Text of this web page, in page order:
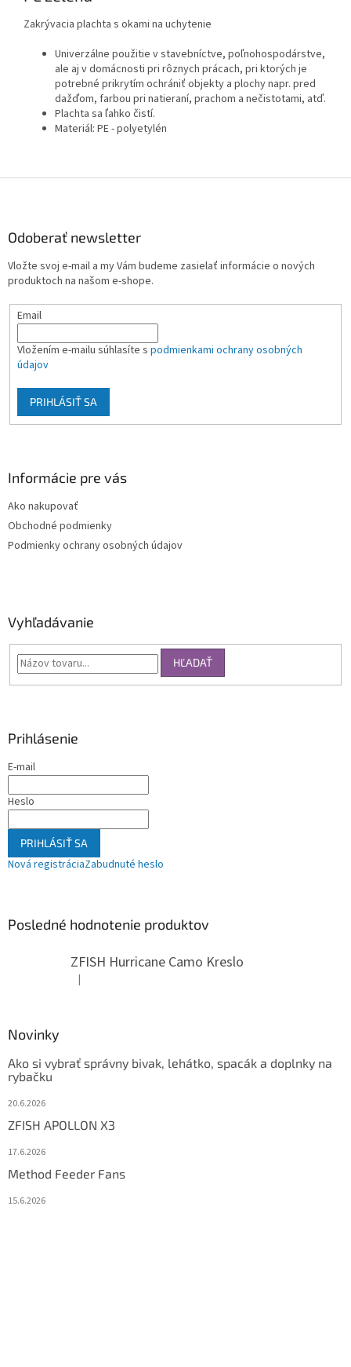
Zakrývacia plachta s okami na uchytenie
Univerzálne použitie v stavebníctve, poľnohospodárstve,
ale aj v domácnosti pri rôznych prácach, pri ktorých je
potrebné prikrytím ochrániť objekty a plochy napr. pred
dažďom, farbou pri natieraní, prachom a nečistotami, atď.
Plachta sa ľahko čistí.
Materiál: PE - polyetylén
Odoberať newsletter
Vložte svoj e-mail a my Vám budeme zasielať informácie o nových
produktoch na našom e-shope.
Email
Vložením e-mailu súhlasíte s podmienkami ochrany osobných
údajov
PRIHLÁSIŤ SA
Informácie pre vás
Ako nakupovať
Obchodné podmienky
Podmienky ochrany osobných údajov
Vyhľadávanie
HĽADAŤ
Prihlásenie
E-mail
Heslo
PRIHLÁSIŤ SA
Nová registráciaZabudnuté heslo
Posledné hodnotenie produktov
ZFISH Hurricane Camo Kreslo
Hodnotenie produktu je 5 z 5 hviezdičiek.
|
Novinky
Ako si vybrať správny bivak, lehátko, spacák a doplnky na
rybačku
20.6.2026
ZFISH APOLLON X3
17.6.2026
Method Feeder Fans
15.6.2026